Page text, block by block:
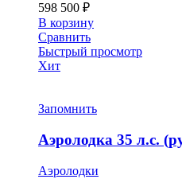
598 500 ₽
В корзину
Сравнить
Быстрый просмотр
Хит
Запомнить
Аэролодка 35 л.с.
Аэролодки